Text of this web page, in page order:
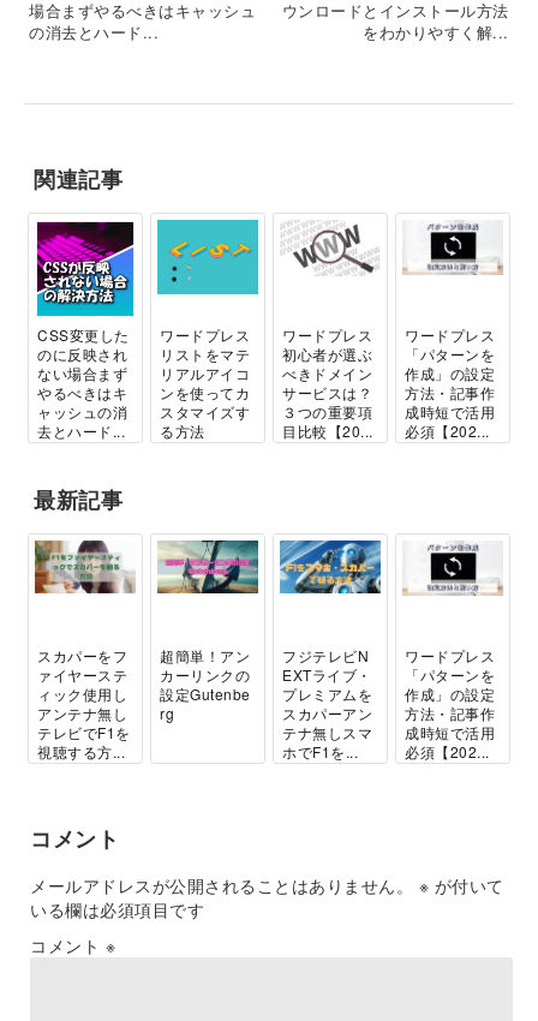
場合まずやるべきはキャッシュ
の消去とハード...
ウンロードとインストール方法
をわかりやすく解...
関連記事
CSS変更した
のに反映され
ない場合まず
やるべきはキ
ャッシュの消
去とハード...
ワードプレス
リストをマテ
リアルアイコ
ンを使ってカ
スタマイズす
る方法
ワードプレス
初心者が選ぶ
べきドメイン
サービスは？
３つの重要項
目比較【20...
ワードプレス
「パターンを
作成」の設定
方法・記事作
成時短で活用
必須【202...
最新記事
スカパーをフ
ァイヤーステ
ィック使用し
アンテナ無し
テレビでF1を
視聴する方...
超簡単！アン
カーリンクの
設定Gutenbe
rg
フジテレビN
EXTライブ・
プレミアムを
スカパーアン
テナ無しスマ
ホでF1を...
ワードプレス
「パターンを
作成」の設定
方法・記事作
成時短で活用
必須【202...
コメント
メールアドレスが公開されることはありません。 ※ が付いて
いる欄は必須項目です
コメント ※